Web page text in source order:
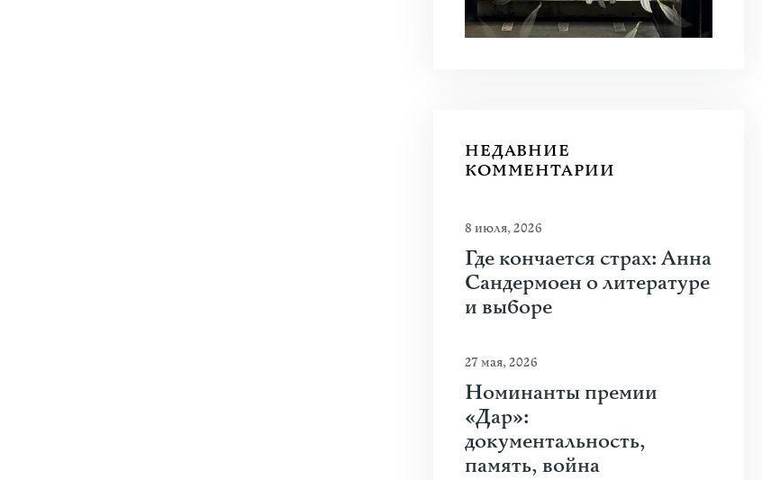
НЕДАВНИЕ
КОММЕНТАРИИ
8 июля, 2026
Где кончается страх: Анна
Сандермоен о литературе
и выборе
27 мая, 2026
Номинанты премии
«Дар»:
документальность,
память, война